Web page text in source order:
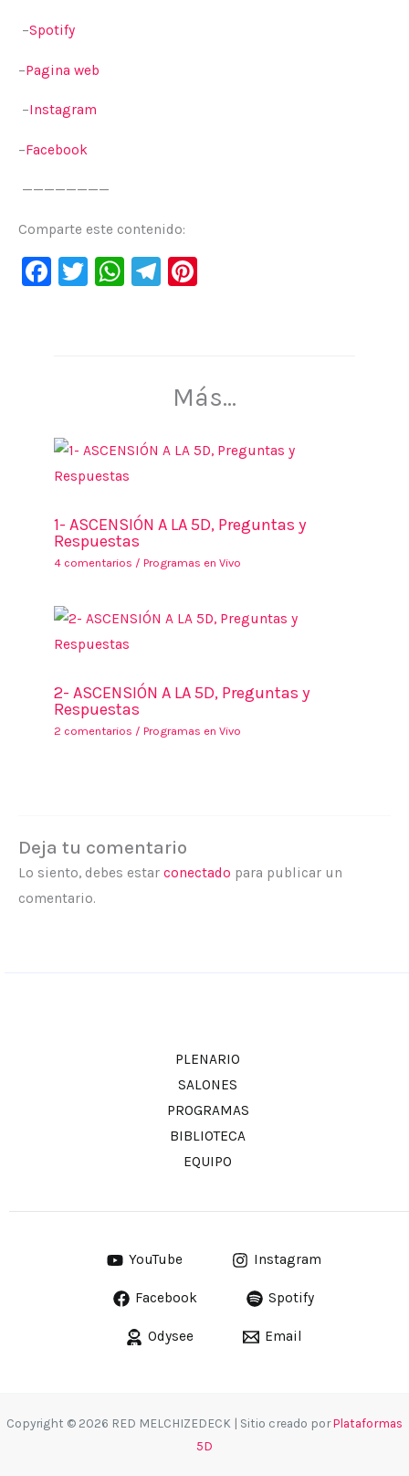
–⁠⁠⁠Spotify⁠⁠⁠
–⁠⁠⁠Pagina web ⁠⁠⁠
–⁠⁠⁠Instagram ⁠⁠⁠
–⁠⁠⁠Facebook⁠
————————
Comparte este contenido:
F
o
k
T
W
p
Te
m st
Más...
1- ASCENSIÓN A LA 5D, Preguntas y
Respuestas
4 comentarios / Programas en Vivo
2- ASCENSIÓN A LA 5D, Preguntas y
Respuestas
2 comentarios / Programas en Vivo
Deja tu comentario
Lo siento, debes estar conectado para publicar un
comentario.
PLENARIO
SALONES
PROGRAMAS
BIBLIOTECA
EQUIPO
YouTube Instagram
Facebook Spotify
Odysee Email
Copyright © 2026 RED MELCHIZEDECK | Sitio creado porPlataformas
5D